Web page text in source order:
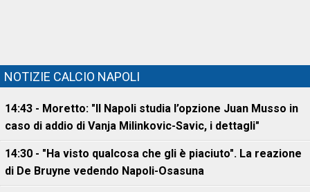
NOTIZIE CALCIO NAPOLI
14:43 - Moretto: "Il Napoli studia l’opzione Juan Musso in
caso di addio di Vanja Milinkovic-Savic, i dettagli"
14:30 - "Ha visto qualcosa che gli è piaciuto". La reazione
di De Bruyne vedendo Napoli-Osasuna